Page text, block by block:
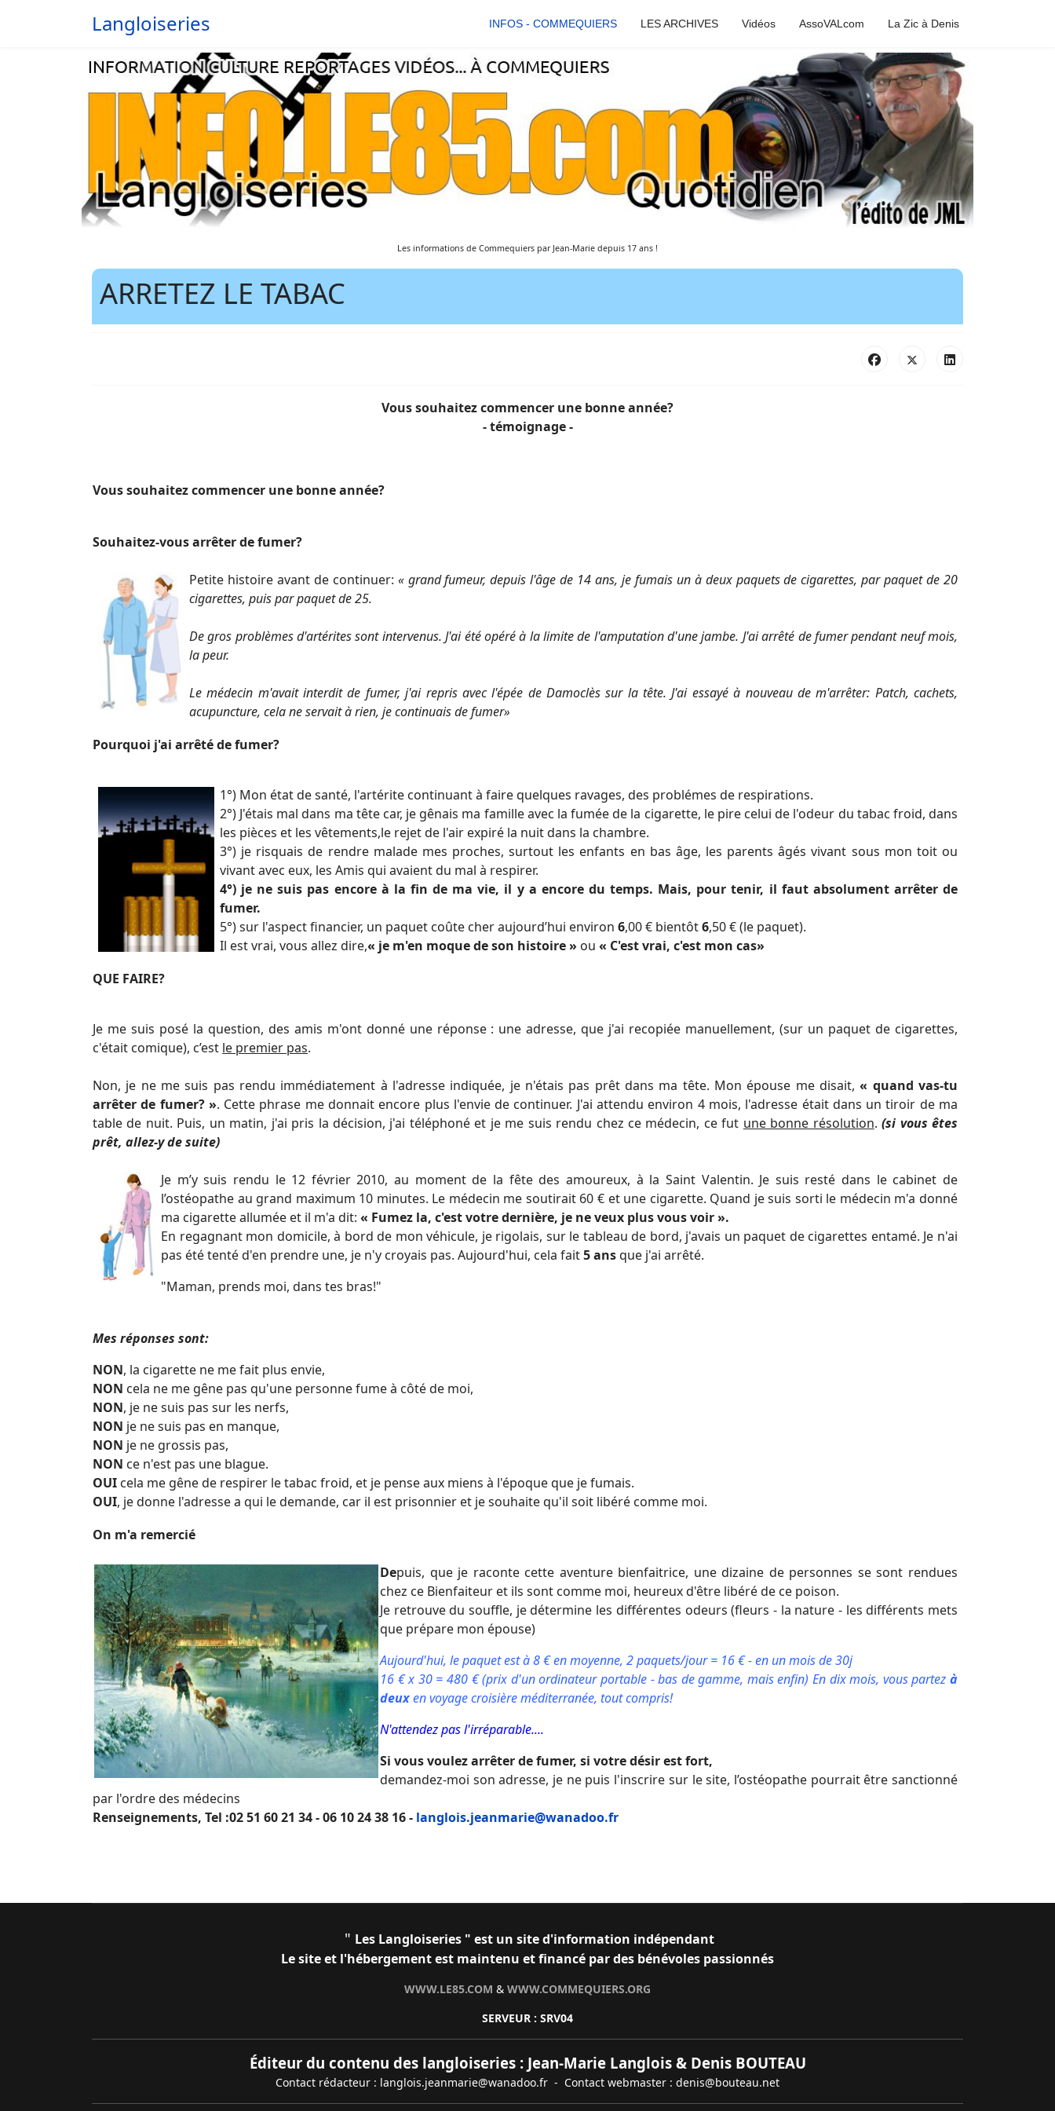
Langloiseries INFOS - COMMEQUIERS LES ARCHIVES Vidéos AssoVALcom La Zic à Denis
Les informations de Commequiers par Jean-Marie depuis 17 ans !
ARRETEZ LE TABAC
Vous souhaitez commencer une bonne année?
- témoignage -
Vous souhaitez commencer une bonne année?
Souhaitez-vous arrêter de fumer?
Petite histoire avant de continuer: « grand fumeur, depuis l'âge de 14 ans, je fumais un à deux paquets de cigarettes, par paquet de 20
cigarettes, puis par paquet de 25.
De gros problèmes d'artérites sont intervenus. J'ai été opéré à la limite de l'amputation d'une jambe. J'ai arrêté de fumer pendant neuf mois,
la peur.
Le médecin m'avait interdit de fumer, j'ai repris avec l'épée de Damoclès sur la tête. J'ai essayé à nouveau de m'arrêter: Patch, cachets,
acupuncture, cela ne servait à rien, je continuais de fumer»
Pourquoi j'ai arrêté de fumer?
1°) Mon état de santé, l'artérite continuant à faire quelques ravages, des problémes de respirations.
2°) J'étais mal dans ma tête car, je gênais ma famille avec la fumée de la cigarette, le pire celui de l'odeur du tabac froid, dans
les pièces et les vêtements,le rejet de l'air expiré la nuit dans la chambre.
3°) je risquais de rendre malade mes proches, surtout les enfants en bas âge, les parents âgés vivant sous mon toit ou
vivant avec eux, les Amis qui avaient du mal à respirer.
4°) je ne suis pas encore à la fin de ma vie, il y a encore du temps. Mais, pour tenir, il faut absolument arrêter de
fumer.
5°) sur l'aspect financier, un paquet coûte cher aujourd’hui environ 6,00 € bientôt6,50 € (le paquet).
Il est vrai, vous allez dire,« je m'en moque de son histoire » ou « C'est vrai, c'est mon cas»
QUE FAIRE?
Je me suis posé la question, des amis m'ont donné une réponse : une adresse, que j'ai recopiée manuellement, (sur un paquet de cigarettes,
c'était comique), c’est le premier pas.
Non, je ne me suis pas rendu immédiatement à l'adresse indiquée, je n'étais pas prêt dans ma tête. Mon épouse me disait,« quand vas-tu
arrêter de fumer? ». Cette phrase me donnait encore plus l'envie de continuer. J'ai attendu environ 4 mois, l'adresse était dans un tiroir de ma
table de nuit. Puis, un matin, j'ai pris la décision, j'ai téléphoné et je me suis rendu chez ce médecin, ce fut une bonne résolution.(si vous êtes
prêt, allez-y desuite)
Je m’y suis rendu le 12 février 2010, au moment de la fête des amoureux, à la Saint Valentin. Je suis resté dans le cabinet de
l’ostéopathe au grand maximum 10 minutes. Le médecin me soutirait 60 € et une cigarette. Quand je suis sorti le médecin m'a donné
ma cigarette allumée et il m'a dit: « Fumez la, c'est votre dernière, je ne veux plus vous voir ».
En regagnant mon domicile, à bord de mon véhicule, je rigolais, sur le tableau de bord, j'avais un paquet de cigarettes entamé. Je n'ai
pas été tenté d'en prendre une, je n'y croyais pas. Aujourd'hui, cela fait5 ansque j'ai arrêté.
"Maman, prends moi, dans tes bras!"
Mes réponses sont:
NON, la cigarette ne me fait plus envie,
NON cela ne me gêne pas qu'une personne fume à côté de moi,
NON, je ne suis pas sur les nerfs,
NON je ne suis pas en manque,
NON je ne grossis pas,
NON ce n'est pas une blague.
OUI cela me gêne de respirer le tabac froid, et je pense aux miens à l'époque que je fumais.
OUI, je donne l'adresse a qui le demande, car il est prisonnier et je souhaite qu'il soit libéré comme moi.
On m'a remercié
Depuis, que je raconte cette aventure bienfaitrice, une dizaine de personnes se sont rendues
chez ce Bienfaiteur et ils sont comme moi, heureux d'être libéré de ce poison.
Je retrouve du souffle, je détermine les différentes odeurs (fleurs - la nature - les différents mets
que prépare mon épouse)
Aujourd'hui, le paquet est à 8 € en moyenne, 2 paquets/jour = 16 € - en un mois de 30j
16 € x 30 = 480 € (prix d'un ordinateur portable - bas de gamme, mais enfin) En dix mois, vous partez à
deuxenvoyage croisière méditerranée, tout compris!
N'attendez pas l'irréparable....
Si vous voulez arrêter de fumer, si votre désir est fort,
demandez-moi son adresse, je ne puis l'inscrire sur le site, l’ostéopathe pourrait être sanctionné
par l'ordre des médecins
Renseignements, Tel :02 51 60 21 34 - 06 10 24 38 16 - langlois.jeanmarie@wanadoo.fr
" Les Langloiseries " est un site d'information indépendant
Le site et l'hébergement est maintenu et financé par des bénévoles passionnés
WWW.LE85.COM & WWW.COMMEQUIERS.ORG
SERVEUR : SRV04
Éditeur du contenu des langloiseries : Jean-Marie Langlois & Denis BOUTEAU
Contact rédacteur : langlois.jeanmarie@wanadoo.fr - Contact webmaster : denis@bouteau.net